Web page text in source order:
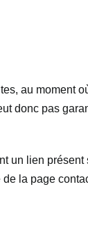
au moment
donc pas
un lien présent
la page